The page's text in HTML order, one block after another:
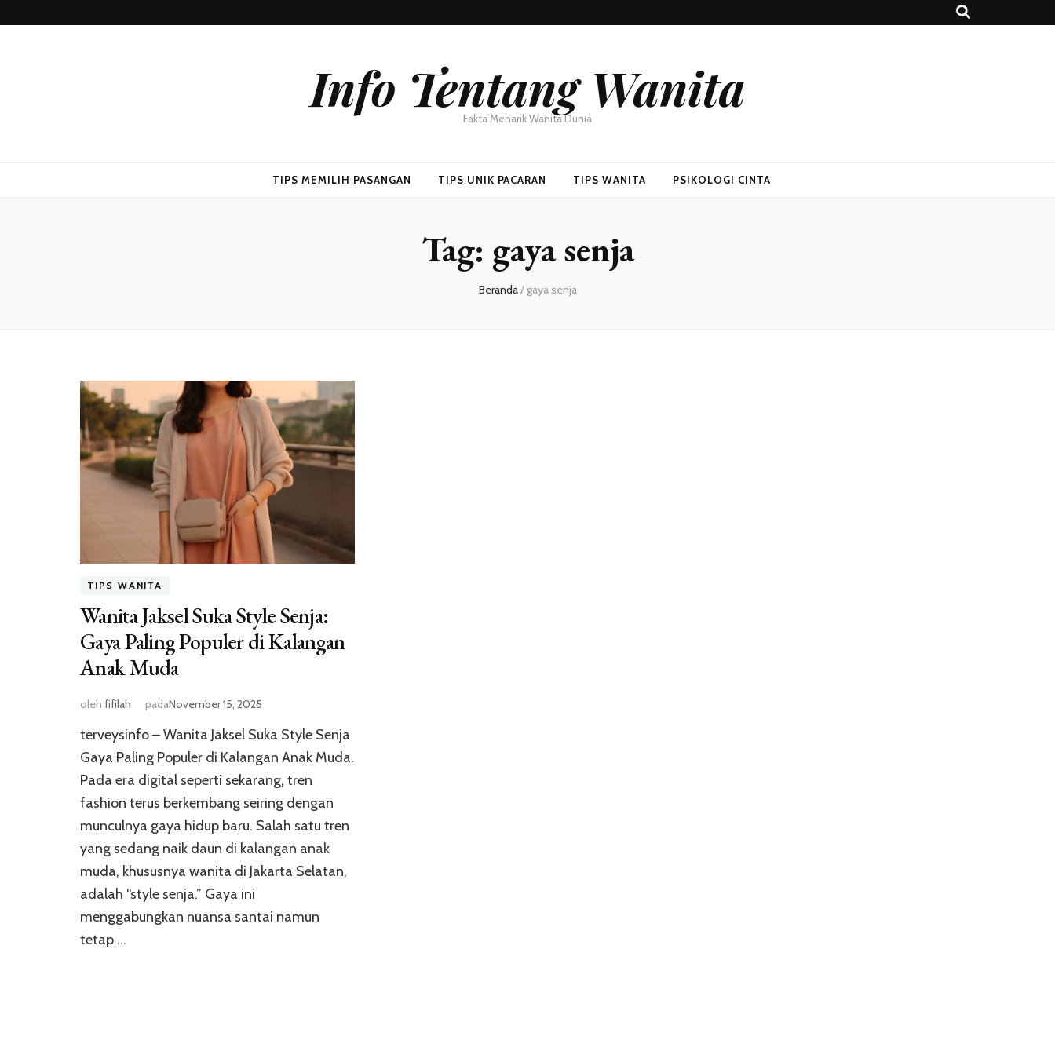
Info Tentang Wanita
Fakta Menarik Wanita Dunia
TIPS MEMILIH PASANGAN TIPS UNIK PACARAN TIPS WANITA PSIKOLOGI CINTA
Tag: gaya senja
Beranda/ gaya senja
TIPS WANITA
Wanita Jaksel Suka Style Senja:
Gaya Paling Populer di Kalangan
Anak Muda
oleh fifilah padaNovember 15, 2025
terveysinfo – Wanita Jaksel Suka Style Senja
Gaya Paling Populer di Kalangan Anak Muda.
Pada era digital seperti sekarang, tren
fashion terus berkembang seiring dengan
munculnya gaya hidup baru. Salah satu tren
yang sedang naik daun di kalangan anak
muda, khususnya wanita di Jakarta Selatan,
adalah “style senja.” Gaya ini
menggabungkan nuansa santai namun
tetap …